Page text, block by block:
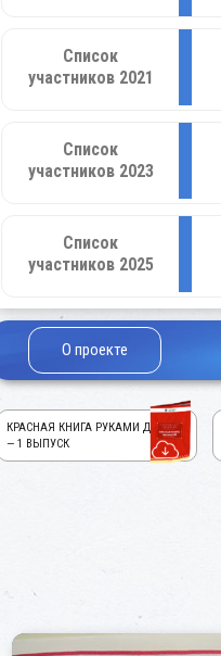
Список
участников 2021
Список
участников 2023
Список
участников 2025
О проекте
КРАСНАЯ КНИГА РУКАМИ ДЕТЕЙ!
— 1 ВЫПУСК